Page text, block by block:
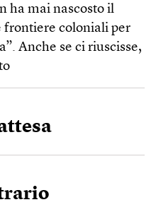
ha mai nascosto il
frontiere coloniali per
Anche se ci riuscisse,